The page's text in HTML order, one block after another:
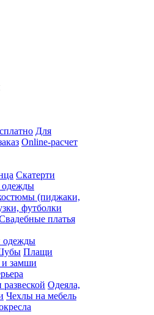
Для
Online-расчет
Скатерти
одежды
(пиджаки,
футболки
платья
одежды
Плащи
и замши
Одеяла,
Чехлы на мебель